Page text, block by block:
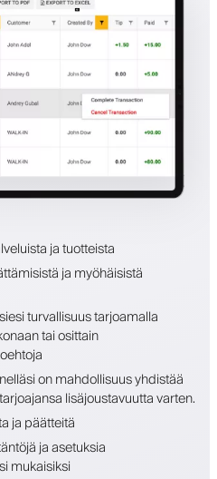
ja tuotteista
ja myöhäisistä
turvallisuus tarjoamalla
tai osittain
on mahdollisuus yhdistää
lisäjoustavuutta varten.
ja päätteitä
ja asetuksia
mukaisiksi